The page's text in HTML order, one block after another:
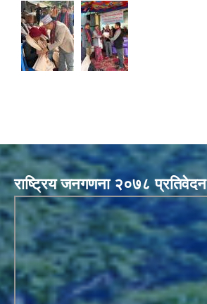
राष्ट्रिय जनगणना २०७८ प्रतिवेदन